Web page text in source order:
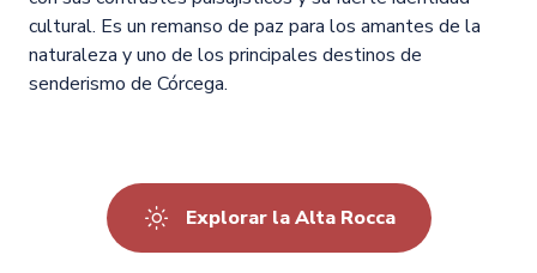
cultural. Es un remanso de paz para los amantes de la
naturaleza y uno de los principales destinos de
senderismo de Córcega.
Explorar la Alta Rocca